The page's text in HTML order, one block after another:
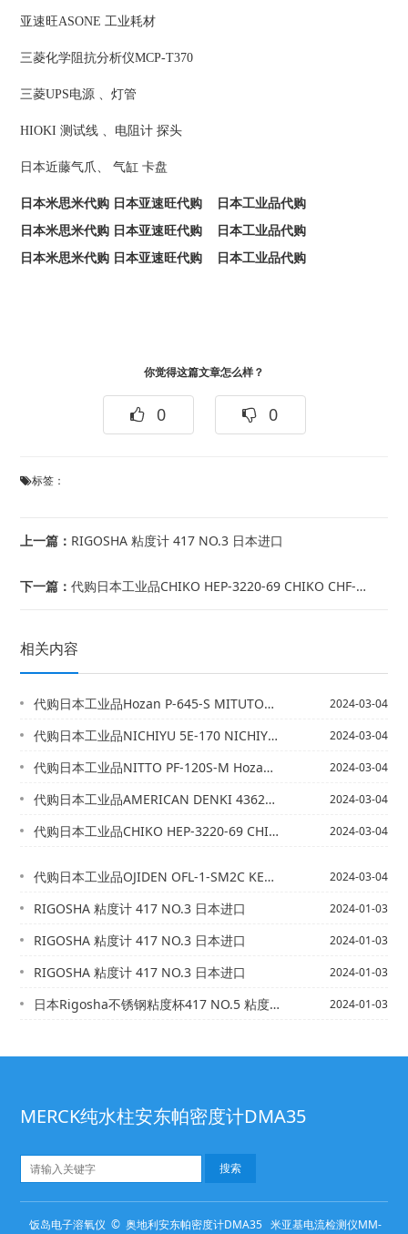
亚速旺ASONE 工业耗材
三菱化学阻抗分析仪MCP-T370
三菱UPS电源 、灯管
HIOKI 测试线 、电阻计 探头
日本近藤气爪、 气缸 卡盘
日本米思米代购 日本亚速旺代购 日本工业品代购
日本米思米代购 日本亚速旺代购 日本工业品代购
日本米思米代购 日本亚速旺代购 日本工业品代购
你觉得这篇文章怎么样？
0 0
标签：
上一篇： RIGOSHA 粘度计 417 NO.3 日本进口
下一篇：代购日本工业品CHIKO HEP-3220-69 CHIKO CHF-2030-...
相关内容
代购日本工业品Hozan P-645-S MITUTOYO 378-505 2024-03-04
代购日本工业品NICHIYU 5E-170 NICHIYU 5E-210 2024-03-04
代购日本工业品NITTO PF-120S-M Hozan P-645-S 2024-03-04
代购日本工业品AMERICAN DENKI 4362N KOBISHI ESZ-... 2024-03-04
代购日本工业品CHIKO HEP-3220-69 CHIKO CHF-2030-... 2024-03-04
代购日本工业品OJIDEN OFL-1-SM2C KEM 12-04875-01 2024-03-04
RIGOSHA 粘度计 417 NO.3 日本进口 2024-01-03
RIGOSHA 粘度计 417 NO.3 日本进口 2024-01-03
RIGOSHA 粘度计 417 NO.3 日本进口 2024-01-03
日本Rigosha不锈钢粘度杯417 NO.5 粘度计原装进口 优势供应 2024-01-03
MERCK纯水柱安东帕密度计DMA35
饭岛电子溶氧仪 © 奥地利安东帕密度计DMA35 米亚基电流检测仪MM-